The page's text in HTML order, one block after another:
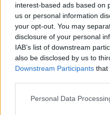
interest-based ads based on
us or personal information
your opt-out. You may
disclosure of your personal
IAB’s list of downstream
also be disclosed by us to
Downstream Participants that
Please note that this
Personal Data
Βέλγιο
άτομα
Άμβλωση